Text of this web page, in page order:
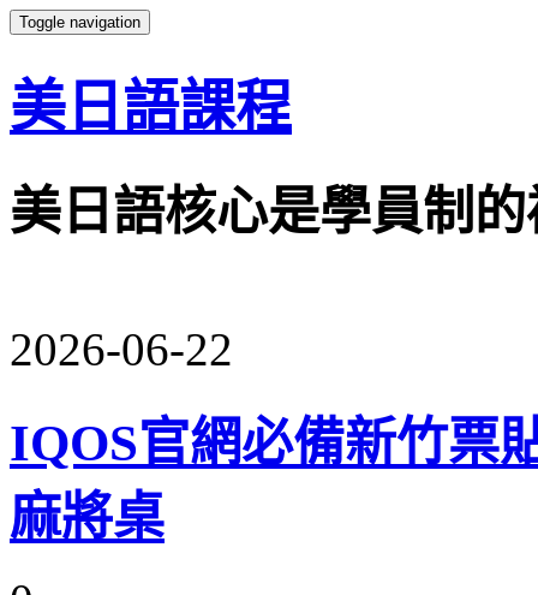
Toggle navigation
美日語課程
美日語核心是學員制
2026-06-22
IQOS官網必備新竹票
麻將桌